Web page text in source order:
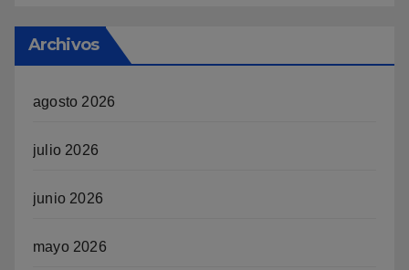
Archivos
agosto 2026
julio 2026
junio 2026
mayo 2026